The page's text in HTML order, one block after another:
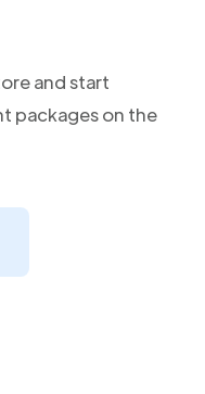
and start
packages on the